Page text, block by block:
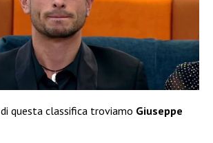
di questa classifica troviamo Giuseppe